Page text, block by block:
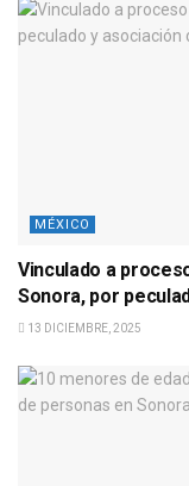
MÉXICO
Vinculado a
Sonora, por
13 DICIEMBRE, 2025